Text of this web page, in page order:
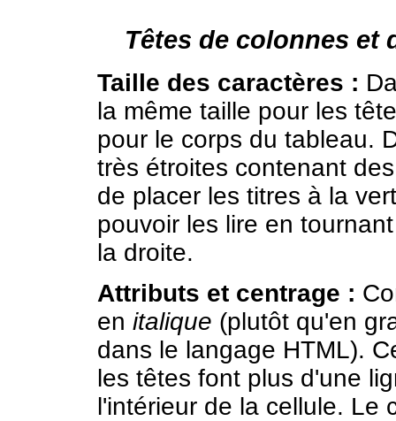
Têtes de colonnes et
Taille des caractères :
la même taille pour les
pour le corps du tableau.
très étroites contenant
de placer les titres à la
pouvoir les lire en
la droite.
Attributs et centrage :
en italique (plutôt qu'en
dans le langage HTML).
les têtes font plus d'une
l'intérieur de la cellule. Le